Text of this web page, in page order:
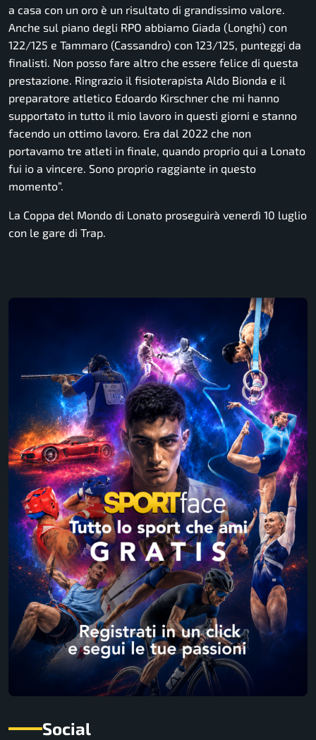
a casa con un oro è un risultato di grandissimo valore.
Anche sul piano degli RPO abbiamo Giada (Longhi) con
122/125 e Tammaro (Cassandro) con 123/125, punteggi da
finalisti. Non posso fare altro che essere felice di questa
prestazione. Ringrazio il fisioterapista Aldo Bionda e il
preparatore atletico Edoardo Kirschner che mi hanno
supportato in tutto il mio lavoro in questi giorni e stanno
facendo un ottimo lavoro. Era dal 2022 che non
portavamo tre atleti in finale, quando proprio qui a Lonato
fui io a vincere. Sono proprio raggiante in questo
momento”.
La Coppa del Mondo di Lonato proseguirà venerdì 10 luglio
con le gare di Trap.
Social